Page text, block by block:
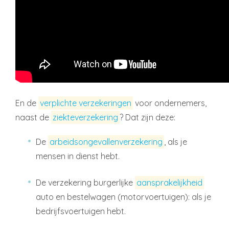
En de verplichte verzekeringen voor ondernemers,
naast de ziekteverzekering ? Dat zijn deze:
De arbeidsongevallenverzekering , als je
mensen in dienst hebt.
De verzekering burgerlijke aansprakelijkheid
auto en bestelwagen (motorvoertuigen): als je
bedrijfsvoertuigen hebt.